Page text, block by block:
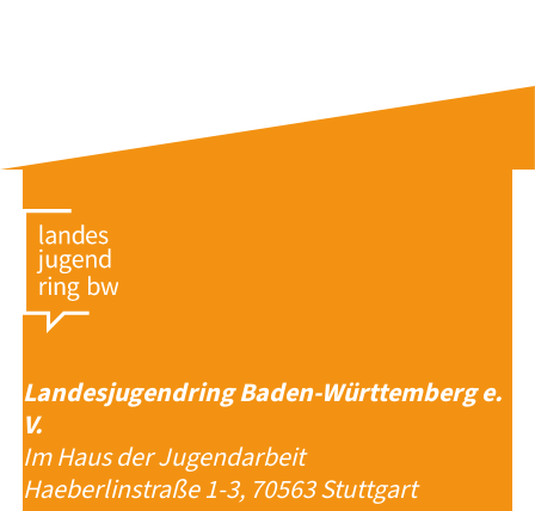
Landesjugendring Baden-Württemberg e.
V.
Im Haus der Jugendarbeit
Haeberlinstraße 1-3, 70563 Stuttgart